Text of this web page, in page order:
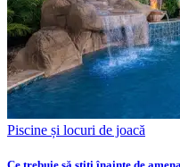
Piscine și locuri de joacă